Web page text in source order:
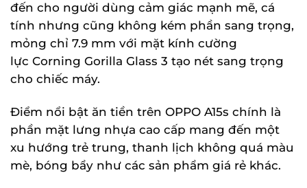
đến cho người dùng cảm giác mạnh mẽ, cá
tính nhưng cũng không kém phần sang trọng,
mỏng chỉ 7.9 mm với mặt kính cường
lực Corning Gorilla Glass 3 tạo nét sang trọng
cho chiếc máy.
Điểm nổi bật ăn tiền trên OPPO A15s chính là
phần mặt lưng nhựa cao cấp mang đến một
xu hướng trẻ trung, thanh lịch không quá màu
mè, bóng bẩy như các sản phẩm giá rẻ khác.